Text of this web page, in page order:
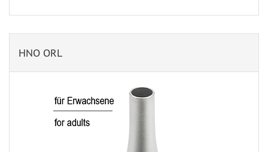
HNO ORL